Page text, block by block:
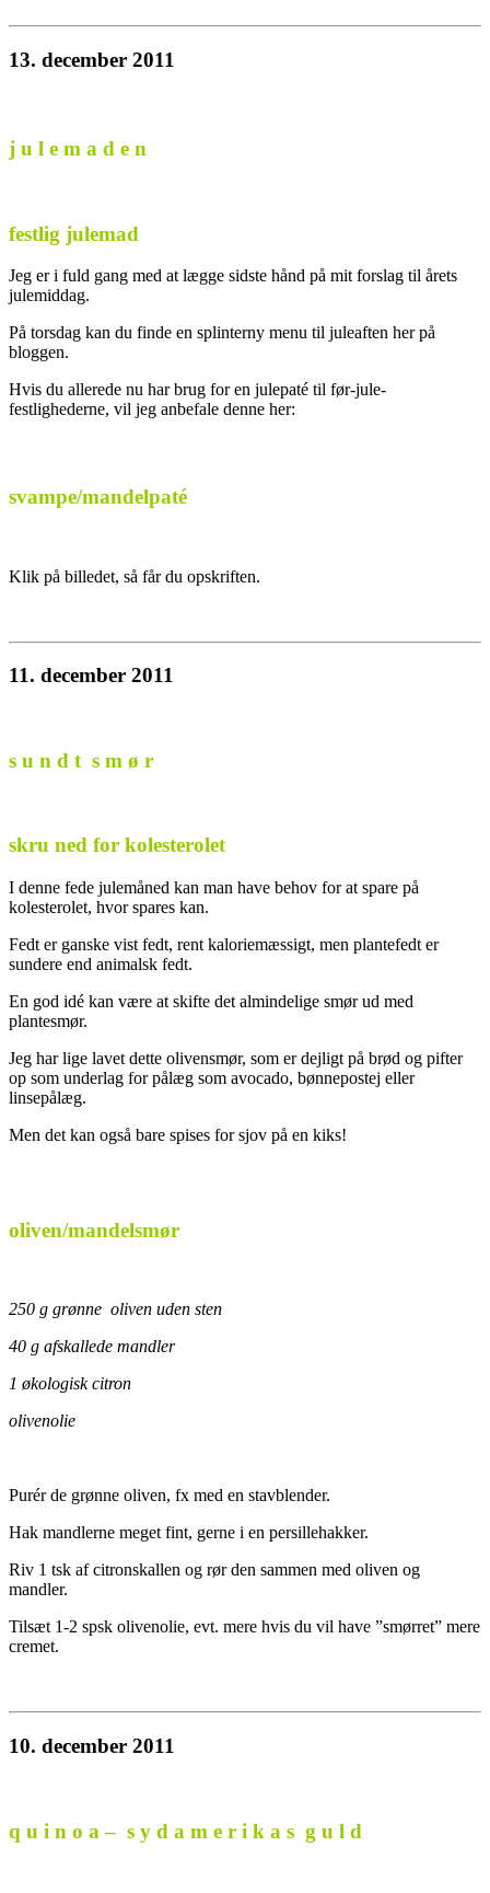
13. december 2011
j u l e m a d e n
festlig julemad
Jeg er i fuld gang med at lægge sidste hånd på mit forslag til årets
julemiddag.
På torsdag kan du finde en splinterny menu til juleaften her på
bloggen.
Hvis du allerede nu har brug for en julepaté til før-jule-
festlighederne, vil jeg anbefale denne her:
svampe/mandelpaté
Klik på billedet, så får du opskriften.
11. december 2011
s u n d t s m ø r
skru ned for kolesterolet
I denne fede julemåned kan man have behov for at spare på
kolesterolet, hvor spares kan.
Fedt er ganske vist fedt, rent kaloriemæssigt, men plantefedt er
sundere end animalsk fedt.
En god idé kan være at skifte det almindelige smør ud med
plantesmør.
Jeg har lige lavet dette olivensmør, som er dejligt på brød og pifter
op som underlag for pålæg som avocado, bønnepostej eller
linsepålæg.
Men det kan også bare spises for sjov på en kiks!
oliven/mandelsmør
250 g grønne oliven uden sten
40 g afskallede mandler
1 økologisk citron
olivenolie
Purér de grønne oliven, fx med en stavblender.
Hak mandlerne meget fint, gerne i en persillehakker.
Riv 1 tsk af citronskallen og rør den sammen med oliven og
mandler.
Tilsæt 1-2 spsk olivenolie, evt. mere hvis du vil have ”smørret” mere
cremet.
10. december 2011
q u i n o a – s y d a m e r i k a s g u l d